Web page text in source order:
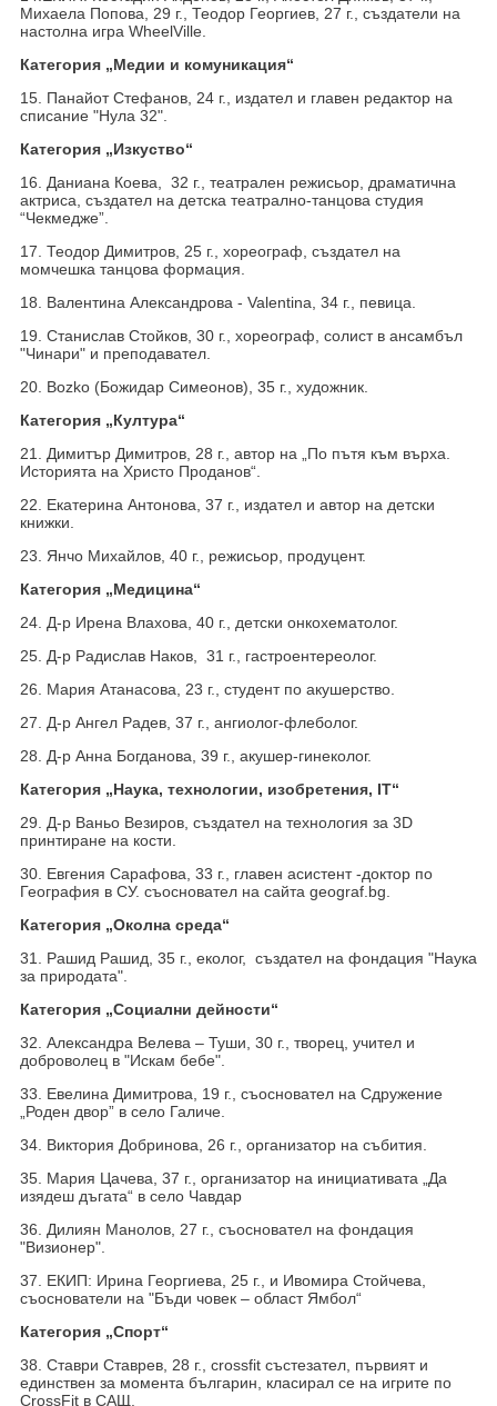
Михаела Попова, 29 г., Теодор Георгиев, 27 г., създатели на
настолна игра WheelVille.
Категория „Медии и комуникация“
15. Панайот Стефанов, 24 г., издател и главен редактор на
списание "Нула 32".
Категория „Изкуство“
16. Даниана Коева, 32 г., театрален режисьор, драматична
актриса, създател на детска театрално-танцова студия
“Чекмедже”.
17. Теодор Димитров, 25 г., хореограф, създател на
момчешка танцова формация.
18. Валентина Александрова - Valentina, 34 г., певица.
19. Станислав Стойков, 30 г., хореограф, солист в ансамбъл
"Чинари" и преподавател.
20. Bozko (Божидар Симеонов), 35 г., художник.
Категория „Култура“
21. Димитър Димитров, 28 г., автор на „По пътя към върха.
Историята на Христо Проданов“.
22. Екатерина Антонова, 37 г., издател и автор на детски
книжки.
23. Янчо Михайлов, 40 г., режисьор, продуцент.
Категория „Медицина“
24. Д-р Ирена Влахова, 40 г., детски онкохематолог.
25. Д-р Радислав Наков, 31 г., гастроентереолог.
26. Мария Атанасова, 23 г., студент по акушерство.
27. Д-р Ангел Радев, 37 г., ангиолог-флеболог.
28. Д-р Анна Богданова, 39 г., акушер-гинеколог.
Категория „Наука, технологии, изобретения, IT“
29. Д-р Ваньо Везиров, създател на технология за 3D
принтиране на кости.
30. Евгения Сарафова, 33 г., главен асистент -доктор по
География в СУ. съосновател на сайта geograf.bg.
Категория „Околна среда“
31. Рашид Рашид, 35 г., еколог, създател на фондация "Наука
за природата".
Категория „Социални дейности“
32. Александра Велева – Туши, 30 г., творец, учител и
доброволец в "Искам бебе".
33. Eвелина Димитрова, 19 г., съосновател на Сдружение
„Роден двор” в село Галиче.
34. Виктория Добринова, 26 г., организатор на събития.
35. Мария Цачева, 37 г., организатор на инициативата „Да
изядеш дъгата“ в село Чавдар
36. Дилиян Манолов, 27 г., съосновател на фондация
"Визионер".
37. ЕКИП: Ирина Георгиева, 25 г., и Ивомира Стойчева,
съоснователи на "Бъди човек – област Ямбол“
Категория „Спорт“
38. Ставри Ставрев, 28 г., crossfit състезател, първият и
единствен за момента българин, класирал се на игрите по
CrossFit в САЩ.